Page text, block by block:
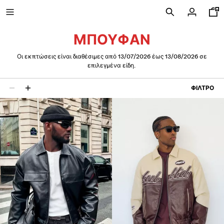
ΜΠΟΥΦΆΝ
Οι εκπτώσεις είναι διαθέσιμες από 13/07/2026 έως 13/08/2026 σε
επιλεγμένα είδη.
22 αποτελέσματα ΦΊΛΤΡΟ
NEW
CURATED BY
ΌΛΩΝ
ΚΑΙ ΠΌΛΟ
ΚΑΙ ΖΑΚΈΤΕΣ